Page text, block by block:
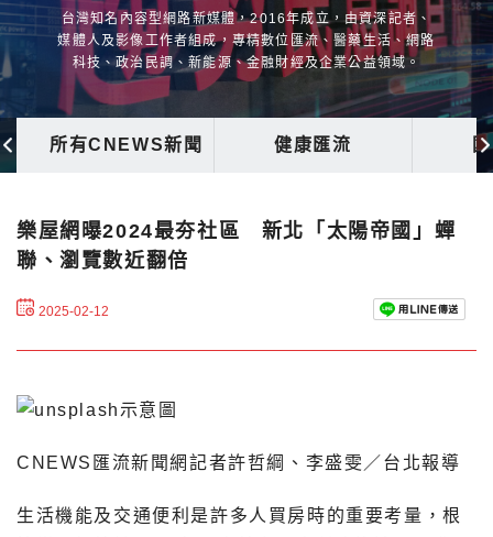
台灣知名內容型網路新媒體，2016年成立，由資深記者、
媒體人及影像工作者組成，專精數位匯流、醫藥生活、網路
科技、政治民調、新能源、金融財經及企業公益領域。
所有CNEWS新聞 健康匯流
樂屋網曝2024最夯社區 新北「太陽帝國」蟬
聯、瀏覽數近翻倍
2025-02-12
CNEWS匯流新聞網記者許哲綱、李盛雯／台北報導
生活機能及交通便利是許多人買房時的重要考量，根